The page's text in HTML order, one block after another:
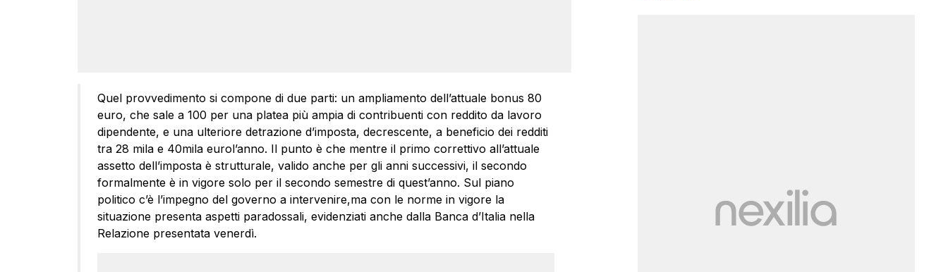
Quel provvedimento si compone di due parti: un ampliamento dell’attuale bonus 80
euro, che sale a 100 per una platea più ampia di contribuenti con reddito da lavoro
dipendente, e una ulteriore detrazione d’imposta, decrescente, a beneficio dei redditi
tra 28 mila e 40mila eurol’anno. Il punto è che mentre il primo correttivo all’attuale
assetto dell’imposta è strutturale, valido anche per gli anni successivi, il secondo
formalmente è in vigore solo per il secondo semestre di quest’anno. Sul piano
politico c’è l’impegno del governo a intervenire,ma con le norme in vigore la
situazione presenta aspetti paradossali, evidenziati anche dalla Banca d’Italia nella
Relazione presentata venerdì.